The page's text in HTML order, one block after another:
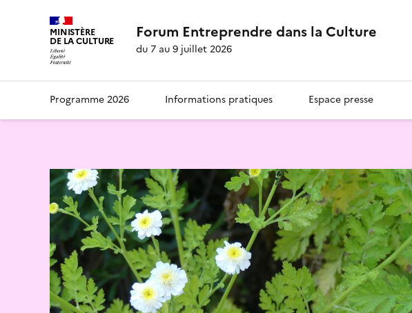
MINISTÈRE
DE LA CULTURE Forum Entreprendre dans la Culture
du 7 au 9 juillet 2026
Programme 2026 Informations pratiques Espace presse